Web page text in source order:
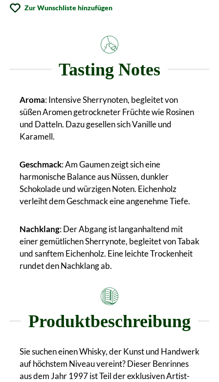
Zur Wunschliste hinzufügen
Tasting Notes
Aroma: Intensive Sherrynoten, begleitet von
süßen Aromen getrockneter Früchte wie Rosinen
und Datteln. Dazu gesellen sich Vanille und
Karamell.
Geschmack: Am Gaumen zeigt sich eine
harmonische Balance aus Nüssen, dunkler
Schokolade und würzigen Noten. Eichenholz
verleiht dem Geschmack eine angenehme Tiefe.
Nachklang: Der Abgang ist langanhaltend mit
einer gemütlichen Sherrynote, begleitet von Tabak
und sanftem Eichenholz. Eine leichte Trockenheit
rundet den Nachklang ab.
Produktbeschreibung
Sie suchen einen Whisky, der Kunst und Handwerk
auf höchstem Niveau vereint? Dieser Benrinnes
aus dem Jahr 1997 ist Teil der exklusiven Artist-